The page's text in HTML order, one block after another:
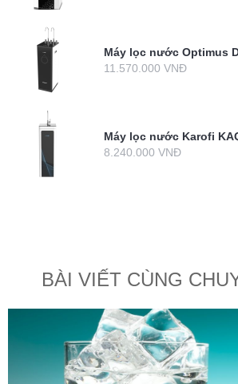
Máy lọc nước Optimus
11.570.000 VNĐ
Máy lọc nước Karofi
8.240.000 VNĐ
BÀI VIẾT CÙNG